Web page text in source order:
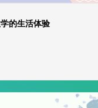
的生活体验